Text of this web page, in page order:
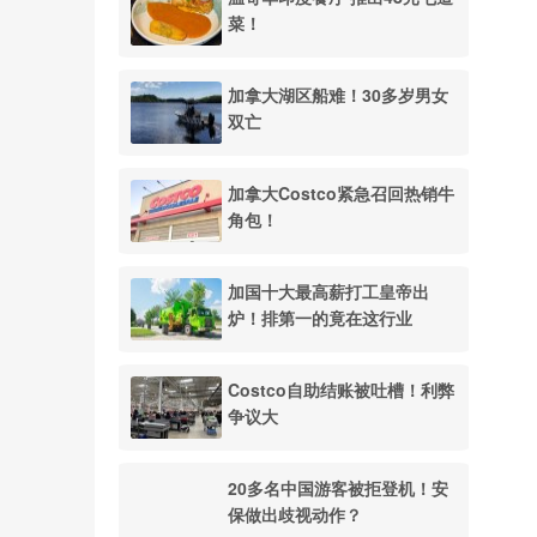
菜！
加拿大湖区船难！30多岁男女
双亡
加拿大Costco紧急召回热销牛
角包！
加国十大最高薪打工皇帝出
炉！排第一的竟在这行业
Costco自助结账被吐槽！利弊
争议大
20多名中国游客被拒登机！安
保做出歧视动作？